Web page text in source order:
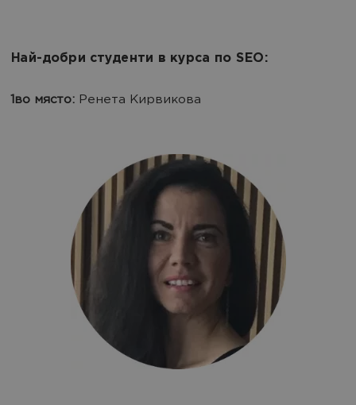
Най-добри студенти в курса по SEO:
1во място: Ренета Кирвикова